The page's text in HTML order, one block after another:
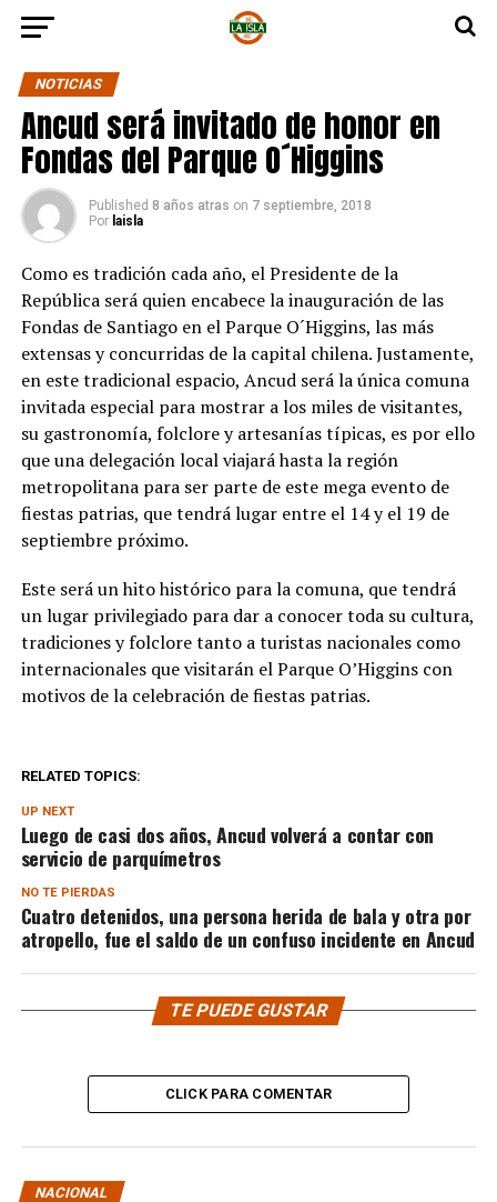
NOTICIAS
Ancud será invitado de honor en
Fondas del Parque O´Higgins
Published 8 años atras on 7 septiembre, 2018
Por laisla
Como es tradición cada año, el Presidente de la
República será quien encabece la inauguración de las
Fondas de Santiago en el Parque O´Higgins, las más
extensas y concurridas de la capital chilena. Justamente,
en este tradicional espacio, Ancud será la única comuna
invitada especial para mostrar a los miles de visitantes,
su gastronomía, folclore y artesanías típicas, es por ello
que una delegación local viajará hasta la región
metropolitana para ser parte de este mega evento de
fiestas patrias, que tendrá lugar entre el 14 y el 19 de
septiembre próximo.
Este será un hito histórico para la comuna, que tendrá
un lugar privilegiado para dar a conocer toda su cultura,
tradiciones y folclore tanto a turistas nacionales como
internacionales que visitarán el Parque O’Higgins con
motivos de la celebración de fiestas patrias.
RELATED TOPICS:
UP NEXT
Luego de casi dos años, Ancud volverá a contar con
servicio de parquímetros
NO TE PIERDAS
Cuatro detenidos, una persona herida de bala y otra por
atropello, fue el saldo de un confuso incidente en Ancud
TE PUEDE GUSTAR
CLICK PARA COMENTAR
NACIONAL